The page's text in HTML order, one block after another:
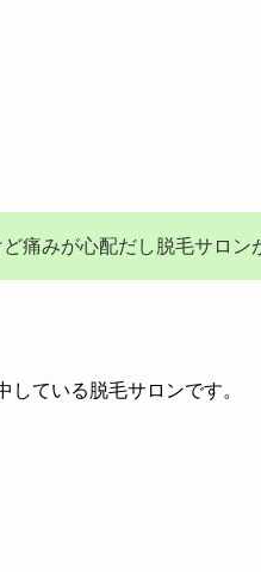
ど痛みが心配だし脱毛サロ
している脱毛サロンです。